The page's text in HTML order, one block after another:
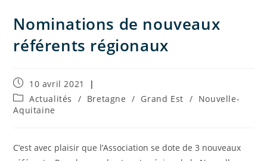
Nominations de nouveaux
référents régionaux
Publication
publiée :
10 avril 2021
Post
category:
Actualités / Bretagne / Grand Est / Nouvelle-
Aquitaine
C’est avec plaisir que l’Association se dote de 3 nouveaux